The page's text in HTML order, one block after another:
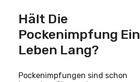
Hält Die
Pockenimpfung Ein
Leben Lang?
Pockenimpfungen sind schon